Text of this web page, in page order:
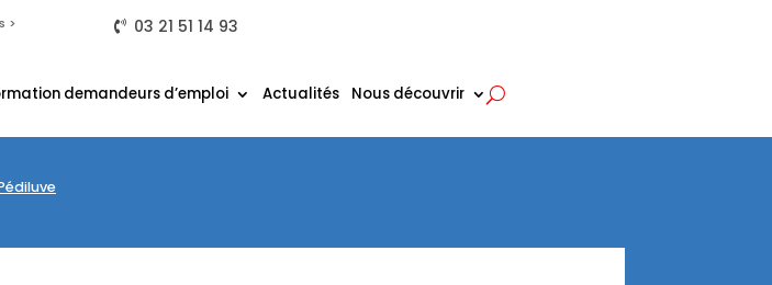
> 03 21 51 14 93
demandeurs d’emploi Actualités Nous découvrir